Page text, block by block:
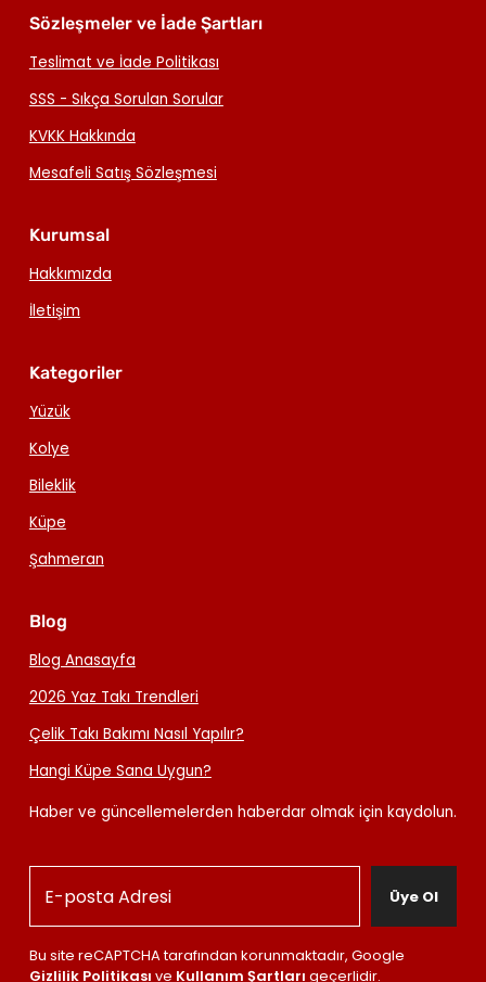
Sözleşmeler ve İade Şartları
Teslimat ve İade Politikası
SSS - Sıkça Sorulan Sorular
KVKK Hakkında
Mesafeli Satış Sözleşmesi
Kurumsal
Hakkımızda
İletişim
Kategoriler
Yüzük
Kolye
Bileklik
Küpe
Şahmeran
Blog
Blog Anasayfa
2026 Yaz Takı Trendleri
Çelik Takı Bakımı Nasıl Yapılır?
Hangi Küpe Sana Uygun?
Haber ve güncellemelerden haberdar olmak için kaydolun.
Üye Ol
Bu site reCAPTCHA tarafından korunmaktadır, Google
Gizlilik Politikası ve Kullanım Şartları geçerlidir.